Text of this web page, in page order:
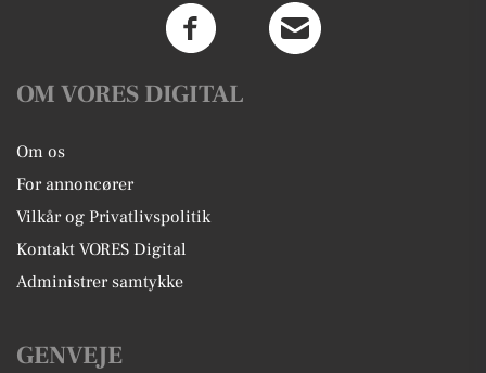
OM VORES DIGITAL
Om os
For annoncører
Vilkår og Privatlivspolitik
Kontakt VORES Digital
Administrer samtykke
GENVEJE